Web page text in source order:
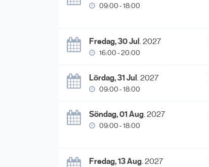
09:00 - 18:00
Fredag, 30 Jul. 2027
16:00 - 20:00
Lördag, 31 Jul. 2027
09:00 - 18:00
Söndag, 01 Aug. 2027
09:00 - 18:00
Fredag, 13 Aug. 2027